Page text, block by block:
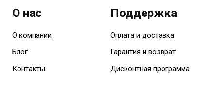
О нас
О компании
Блог
Контакты
Поддержка
Оплата и доставка
Гарантия и возврат
Дисконтная программа